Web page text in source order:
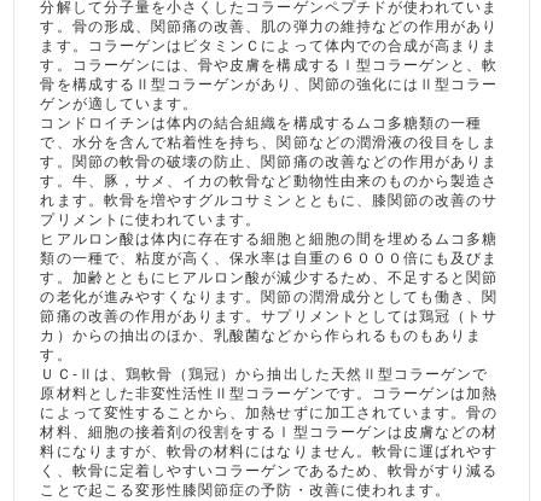
分解して分子量を小さくしたコラーゲンペプチドが使われていま
す。骨の形成、関節痛の改善、肌の弾力の維持などの作用があり
ます。コラーゲンはビタミンＣによって体内での合成が高まりま
す。コラーゲンには、骨や皮膚を構成するⅠ型コラーゲンと、軟
骨を構成するⅡ型コラーゲンがあり、関節の強化にはⅡ型コラー
ゲンが適しています。
コンドロイチンは体内の結合組織を構成するムコ多糖類の一種
で、水分を含んで粘着性を持ち、関節などの潤滑液の役目をしま
す。関節の軟骨の破壊の防止、関節痛の改善などの作用がありま
す。牛、豚，サメ、イカの軟骨など動物性由来のものから製造さ
れます。軟骨を増やすグルコサミンとともに、膝関節の改善のサ
プリメントに使われています。
ヒアルロン酸は体内に存在する細胞と細胞の間を埋めるムコ多糖
類の一種で、粘度が高く、保水率は自重の６０００倍にも及びま
す。加齢とともにヒアルロン酸が減少するため、不足すると関節
の老化が進みやすくなります。関節の潤滑成分としても働き、関
節痛の改善の作用があります。サプリメントとしては鶏冠（トサ
カ）からの抽出のほか、乳酸菌などから作られるものもありま
す。
ＵＣ‐Ⅱは、鶏軟骨（鶏冠）から抽出した天然Ⅱ型コラーゲンで
原材料とした非変性活性Ⅱ型コラーゲンです。コラーゲンは加熱
によって変性することから、加熱せずに加工されています。骨の
材料、細胞の接着剤の役割をするⅠ型コラーゲンは皮膚などの材
料になりますが、軟骨の材料にはなりません。軟骨に運ばれやす
く、軟骨に定着しやすいコラーゲンであるため、軟骨がすり減る
ことで起こる変形性膝関節症の予防・改善に使われます。